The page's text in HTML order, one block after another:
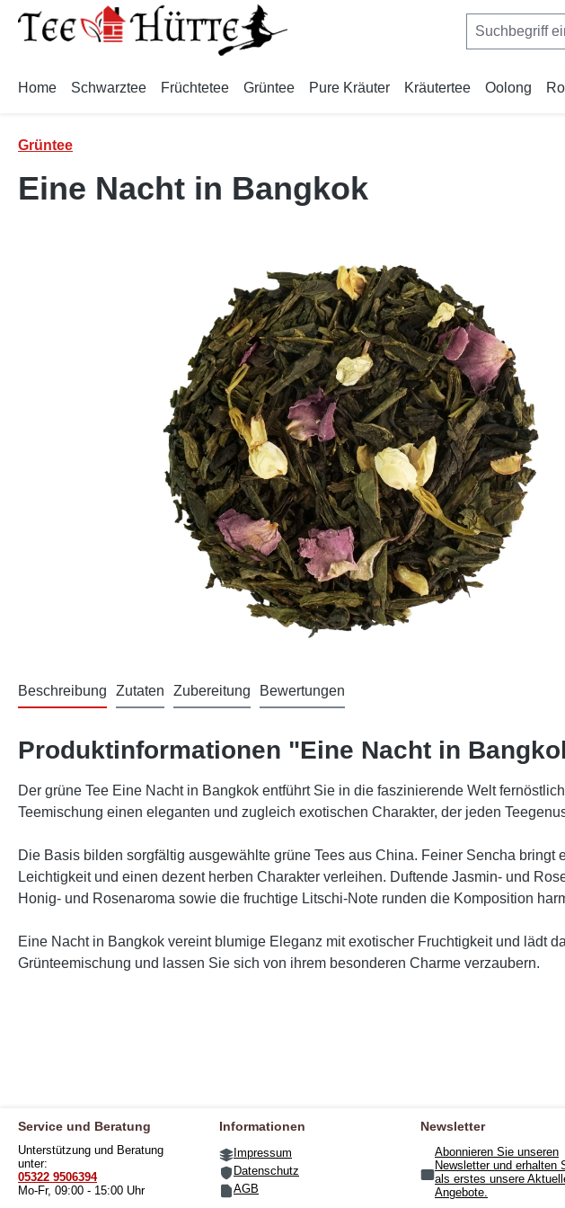
Hauptinhalt springen
Zur Suche springen
Zur Hauptnavigation springen
Home Schwarztee Früchtetee Grüntee Pure Kräuter Kräutertee Oolong
Grüntee
Eine Nacht in Bangkok
Beschreibung Zutaten Zubereitung Bewertungen
Produktinformationen "Eine Nacht in
Der grüne Tee Eine Nacht in Bangkok entführt Sie in die faszinierende Welt
Teemischung einen eleganten und zugleich exotischen Charakter, der jeden
Die Basis bilden sorgfältig ausgewählte grüne Tees aus China. Feiner Sencha
Leichtigkeit und einen dezent herben Charakter verleihen. Duftende Jasmin- und
Honig- und Rosenaroma sowie die fruchtige Litschi-Note runden die Komposition
Eine Nacht in Bangkok vereint blumige Eleganz mit exotischer Fruchtigkeit und lädt
Grünteemischung und lassen Sie sich von ihrem besonderen Charme verzaubern.
Service und Beratung
Unterstützung und Beratung
unter:
05322 9506394
Mo-Fr, 09:00 - 15:00 Uhr
Informationen
Impressum
Datenschutz
AGB
Newsletter
Abonnieren Sie unseren
Newsletter und erhalten
als erstes unsere
Angebote.